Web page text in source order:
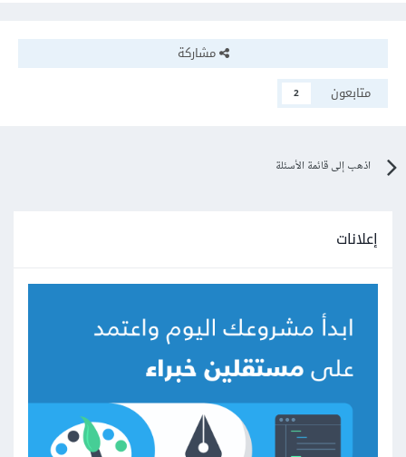
مشاركة
متابعون
2
اذهب إلى قائمة الأسئلة
إعلانات